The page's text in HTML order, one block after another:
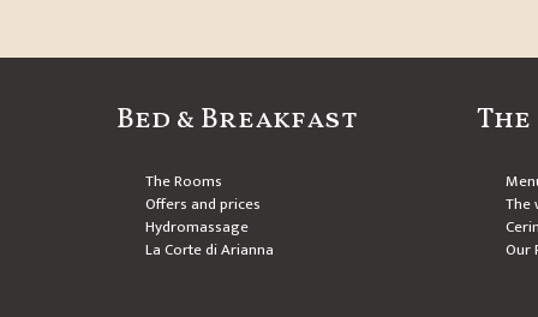
Bed & Breakfast
The Rooms
Offers and prices
Hydromassage
La Corte di Arianna
The
Our